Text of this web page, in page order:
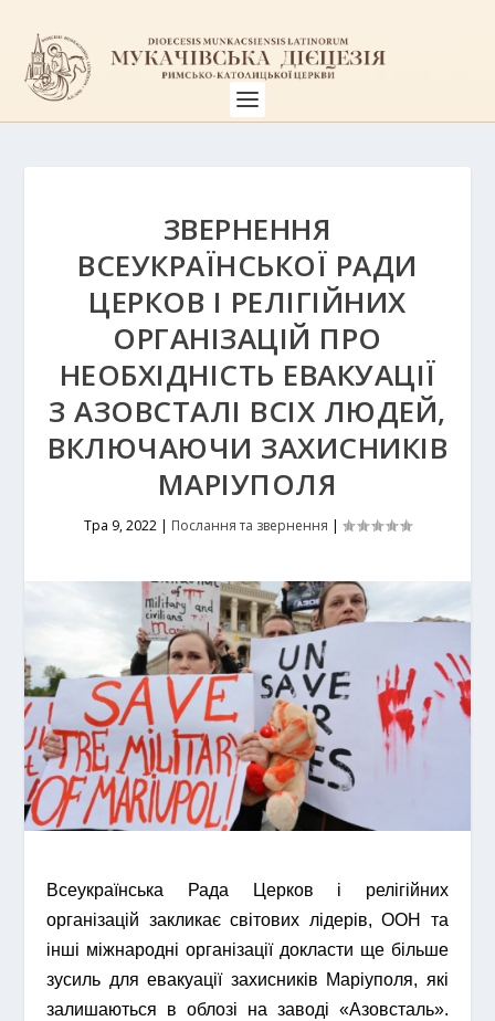
ЗВЕРНЕННЯ
ВСЕУКРАЇНСЬКОЇ РАДИ
ЦЕРКОВ І РЕЛІГІЙНИХ
ОРГАНІЗАЦІЙ ПРО
НЕОБХІДНІСТЬ ЕВАКУАЦІЇ
З АЗОВСТАЛІ ВСІХ ЛЮДЕЙ,
ВКЛЮЧАЮЧИ ЗАХИСНИКІВ
МАРІУПОЛЯ
Тра 9, 2022 | Послання та звернення |
Всеукраїнська Рада Церков і релігійних
організацій закликає світових лідерів, ООН та
інші міжнародні організації докласти ще більше
зусиль для евакуації захисників Маріуполя, які
залишаються в облозі на заводі «Азовсталь».